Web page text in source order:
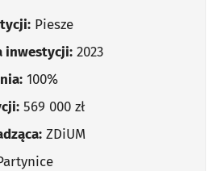
Piesze
inwestycji: 2023
100%
569 000 zł
ZDiUM